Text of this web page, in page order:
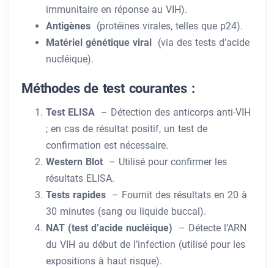
immunitaire en réponse au VIH).
Antigènes (protéines virales, telles que p24).
Matériel génétique viral
(via des tests d’acide
nucléique).
Méthodes de test courantes :
Test ELISA – Détection des anticorps anti-VIH
; en cas de résultat positif, un test de
confirmation est nécessaire.
Western Blot – Utilisé pour confirmer les
résultats ELISA.
Tests rapides – Fournit des résultats en 20 à
30 minutes (sang ou liquide buccal).
NAT (test d’acide nucléique) – Détecte l’ARN
du VIH au début de l’infection (utilisé pour les
expositions à haut risque).